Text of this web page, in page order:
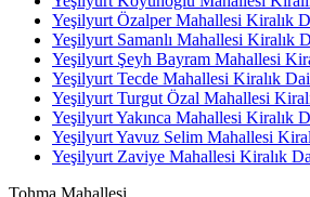
Yeşilyurt Özalper Mahallesi Kiralık
Yeşilyurt Samanlı Mahallesi Kiralık
Yeşilyurt Şeyh Bayram Mahallesi
Yeşilyurt Tecde Mahallesi Kiralık
Yeşilyurt Turgut Özal Mahallesi
Yeşilyurt Yakınca Mahallesi Kiralık
Yeşilyurt Yavuz Selim Mahallesi
Yeşilyurt Zaviye Mahallesi Kiralık
Tohma Mahallesi